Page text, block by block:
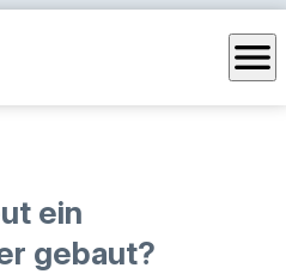
menu
ein
gebaut?